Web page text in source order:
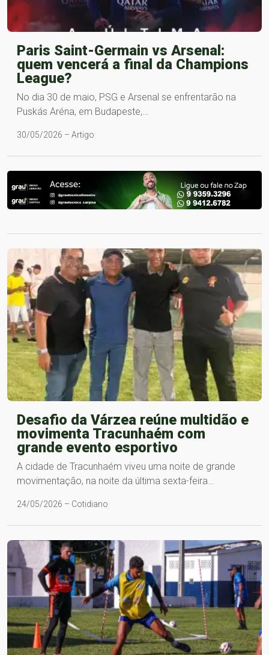
Paris Saint-Germain vs Arsenal:
quem vencerá a final da Champions
League?
No dia 30 de maio, PSG e Arsenal se enfrentarão na
Puskás Aréna, em Budapeste,…
30/05/2026 – Artigo
Desafio da Várzea reúne multidão e
movimenta Tracunhaém com
grande evento esportivo
A cidade de Tracunhaém viveu uma noite de grande
movimentação, na noite da última sexta-feira…
24/05/2026 – Cotidiano